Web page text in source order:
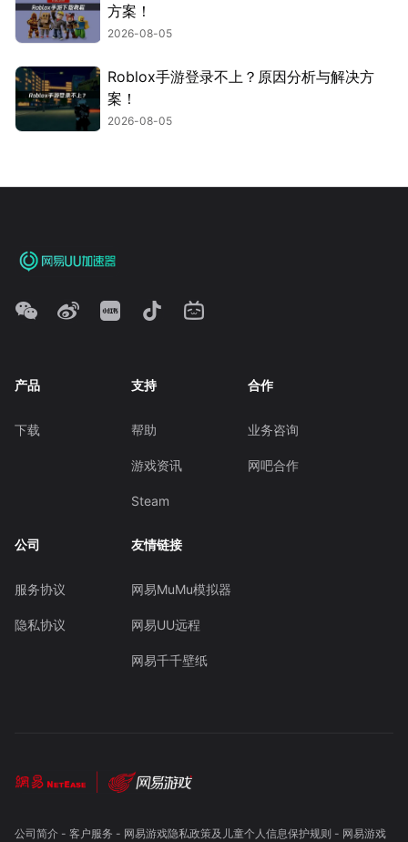
方案！
2026-08-05
Roblox手游登录不上？原因分析与解决方
案！
2026-08-05
产品
下载
支持
帮助
游戏资讯
Steam
合作
业务咨询
网吧合作
公司
服务协议
隐私协议
友情链接
网易MuMu模拟器
网易UU远程
网易千千壁纸
公司简介- 客户服务 - 网易游戏隐私政策及儿童个人信息保护规则 - 网易游戏